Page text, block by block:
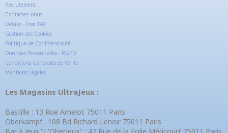
Recrutement
Contactez-nous
Détaxe - Free TAX
Gestion des Cookies
Politique de Confidentialité
Données Personnelles - RGPD
Conditions Générales de Vente
Mentions Légales
Les Magasins UltraJeux :
Bastille : 13 Rue Amelot 75011 Paris
Oberkampf : 108 Bd Richard Lenoir 75011 Paris
Bar à Jeux "L'OberJeux" : 47 Rue de la Folie Méricourt 75011 Paris